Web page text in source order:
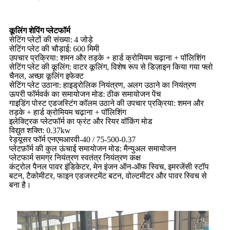
कूलिंग शेपिंग प्लेटफॉर्म
सेटिंग प्लेटों की संख्या: 4 जोड़े
सेटिंग प्लेट की चौड़ाई: 600 मिमी
उपचार प्रक्रिया: शमन और तड़के + हार्ड क्रोमियम चढ़ाना + पॉलिशिंग
सेटिंग प्लेट की कूलिंग: वाटर कूलिंग, विशेष रूप से डिज़ाइन किया गया फ्लो
चैनल, अच्छा कूलिंग इफेक्ट
सेटिंग प्लेट उठाना: हाइड्रोलिक नियंत्रण, अलग उठाने का नियंत्रण
ऊपरी फॉर्मवर्क का समायोजन मोड: ठीक समायोजन पेंच
गाइडिंग पोस्ट एडजस्टिंग कॉलम उठाने की उपचार प्रक्रिया: शमन और
तड़के + हार्ड क्रोमियम चढ़ाना + पॉलिशिंग
इलेक्ट्रिक प्लेटफॉर्म का फ्रंट और रियर वॉकिंग मोड
विद्युत शक्ति: 0.37kw
रेड्यूसर फॉर्म एनएमआरवी-40 / 75-500-0.37
प्लेटफ़ॉर्म की कुल ऊंचाई समायोजन मोड: मैन्युअल समायोजन
प्लेटफार्म समग्र नियंत्रण स्वतंत्र नियंत्रण कक्ष
कंट्रोल पैनल पावर इंडिकेटर, मेन इंजन ऑन-ऑफ स्विच, इमरजेंसी स्टॉप
बटन, टैकोमीटर, फाइन एडजस्टमेंट बटन, वोल्टमीटर और पावर स्विच से
बना है।